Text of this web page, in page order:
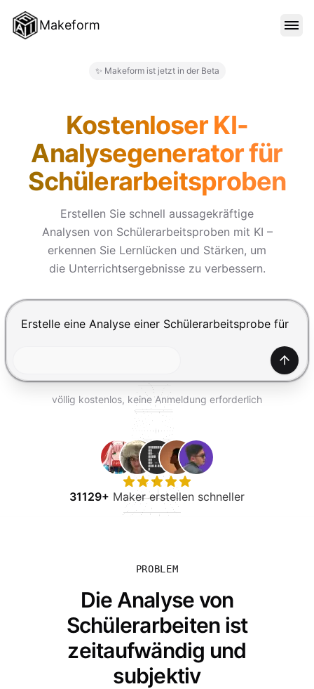
Makeform
BLOG
PREISE
ANMELDEN
KOSTENLOS TESTEN
✨ Makeform ist jetzt in der Beta
Kostenloser KI-
Analysegenerator für
Schülerarbeitsproben
Erstellen Sie schnell aussagekräftige
Analysen von Schülerarbeitsproben mit KI –
erkennen Sie Lernlücken und Stärken, um
die Unterrichtsergebnisse zu verbessern.
Drücke Enter zum Absenden, Shift+Enter für einen
völlig kostenlos, keine Anmeldung erforderlich
31129+ Maker erstellen schneller
PROBLEM
Die Analyse von
Schülerarbeiten ist
zeitaufwändig und
subjektiv